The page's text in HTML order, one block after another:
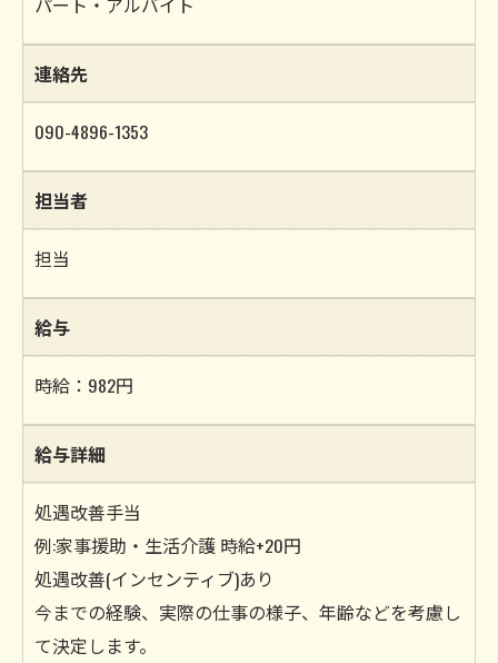
連絡先
090-4896-1353
担当者
担当
給与
時給：982円
給与詳細
処遇改善手当
例:家事援助・生活介護 時給+20円
処遇改善(インセンティブ)あり
今までの経験、実際の仕事の様子、年齢などを考慮し
て決定します。